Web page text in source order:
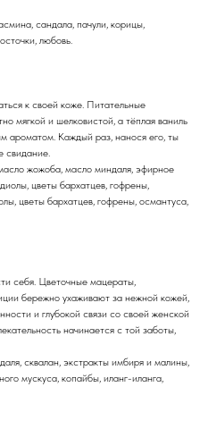
сандала, пачули, корицы,
любовь.
к своей коже. Питательные
мягкой и шелковистой, а тёплая ваниль
ароматом. Каждый раз, нанося его, ты
свидание.
жожоба, масло миндаля, эфирное
цветы бархатцев, гофрены,
цветы бархатцев, гофрены, османтуса,
себя. Цветочные мацераты,
бережно ухаживают за нежной кожей,
и глубокой связи со своей женской
начинается с той заботы,
сквалан, экстракты имбиря и малины,
мускуса, копайбы, иланг-иланга,